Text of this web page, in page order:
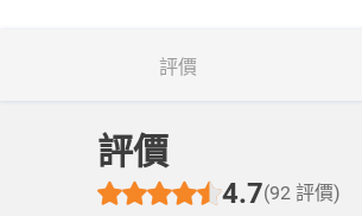
評價
評價
4.7(92 評價)